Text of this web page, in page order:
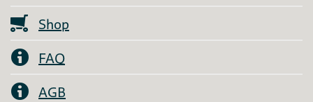
Shop
FAQ
AGB